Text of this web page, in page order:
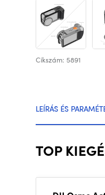
Cikszám: 5891
LEÍRÁS ÉS
TOP